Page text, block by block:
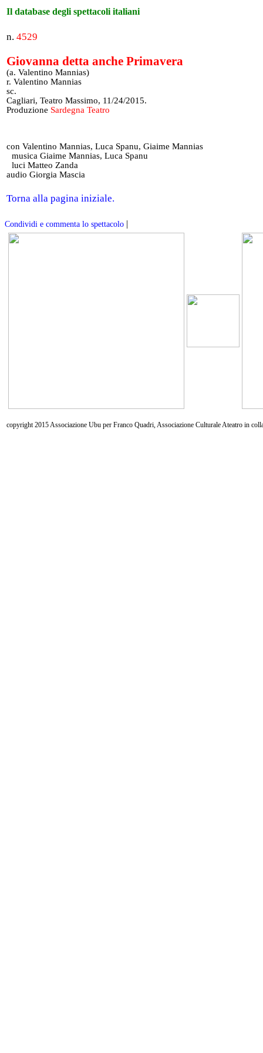
Il database degli spettacoli italiani
n. 4529
Giovanna detta anche Primavera
(a. Valentino Mannias)
r. Valentino Mannias
sc.
Cagliari, Teatro Massimo, 11/24/2015.
Produzione Sardegna Teatro
con Valentino Mannias, Luca Spanu, Giaime Mannias
musica Giaime Mannias, Luca Spanu
luci Matteo Zanda
audio Giorgia Mascia
Torna alla pagina iniziale.
Condividi e commenta lo spettacolo |
copyright 2015 Associazione Ubu per Franco Quadri, Associazione Culturale Ateatro in